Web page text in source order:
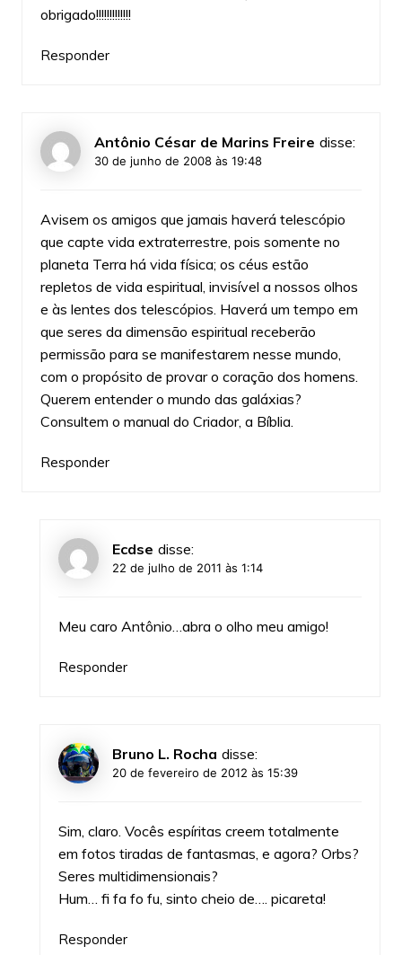
obrigado!!!!!!!!!!!!!
Responder
Antônio César de Marins Freire disse:
30 de junho de 2008 às 19:48
Avisem os amigos que jamais haverá telescópio
que capte vida extraterrestre, pois somente no
planeta Terra há vida física; os céus estão
repletos de vida espiritual, invisível a nossos olhos
e às lentes dos telescópios. Haverá um tempo em
que seres da dimensão espiritual receberão
permissão para se manifestarem nesse mundo,
com o propósito de provar o coração dos homens.
Querem entender o mundo das galáxias?
Consultem o manual do Criador, a Bíblia.
Responder
Ecdse disse:
22 de julho de 2011 às 1:14
Meu caro Antônio…abra o olho meu amigo!
Responder
Bruno L. Rocha disse:
20 de fevereiro de 2012 às 15:39
Sim, claro. Vocês espíritas creem totalmente
em fotos tiradas de fantasmas, e agora? Orbs?
Seres multidimensionais?
Hum… fi fa fo fu, sinto cheio de…. picareta!
Responder